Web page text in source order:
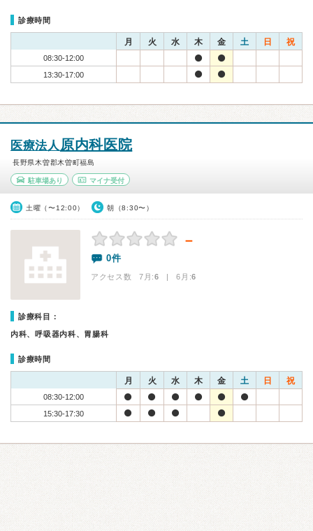
診療時間
月 火 水 木 金 土 日 祝
08:30-12:00
13:30-17:00
医療法人 原内科医院
長野県木曽郡木曽町福島
駐車場あり マイナ受付
土曜（〜12:00） 朝（8:30〜）
－
0件
アクセス数 7月:6 | 6月:6
診療科目：
内科、呼吸器内科、胃腸科
診療時間
月 火 水 木 金 土 日 祝
08:30-12:00
15:30-17:30